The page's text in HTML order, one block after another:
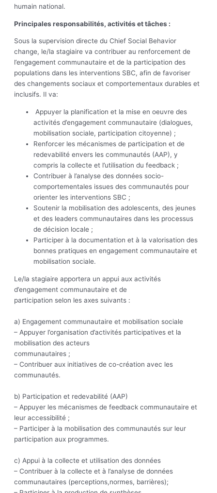
humain national.
Principales responsabilités, activités et tâches :
Sous la supervision directe du Chief Social Behavior
change, le/la stagiaire va contribuer au renforcement de
l’engagement communautaire et de la participation des
populations dans les interventions SBC, afin de favoriser
des changements sociaux et comportementaux durables et
inclusifs. Il va:
Appuyer la planification et la mise en oeuvre des
activités d’engagement communautaire (dialogues,
mobilisation sociale, participation citoyenne) ;
Renforcer les mécanismes de participation et de
redevabilité envers les communautés (AAP), y
compris la collecte et l’utilisation du feedback ;
Contribuer à l’analyse des données socio-
comportementales issues des communautés pour
orienter les interventions SBC ;
Soutenir la mobilisation des adolescents, des jeunes
et des leaders communautaires dans les processus
de décision locale ;
Participer à la documentation et à la valorisation des
bonnes pratiques en engagement communautaire et
mobilisation sociale.
Le/la stagiaire apportera un appui aux activités
d’engagement communautaire et de
participation selon les axes suivants :
a) Engagement communautaire et mobilisation sociale
– Appuyer l’organisation d’activités participatives et la
mobilisation des acteurs
communautaires ;
– Contribuer aux initiatives de co-création avec les
communautés.
b) Participation et redevabilité (AAP)
– Appuyer les mécanismes de feedback communautaire et
leur accessibilité ;
– Participer à la mobilisation des communautés sur leur
participation aux programmes.
c) Appui à la collecte et utilisation des données
– Contribuer à la collecte et à l’analyse de données
communautaires (perceptions,normes, barrières);